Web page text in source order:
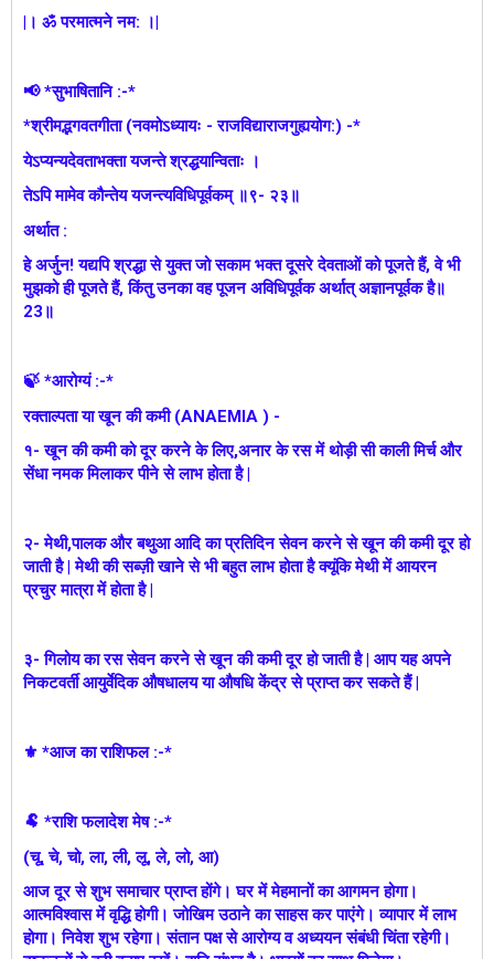
|। ॐ परमात्मने नम: ।|
📢 *सुभाषितानि :-*
*श्रीमद्भगवतगीता (नवमोऽध्यायः - राजविद्याराजगुह्ययोग:) -*
येऽप्यन्यदेवताभक्ता यजन्ते श्रद्धयान्विताः ।
तेऽपि मामेव कौन्तेय यजन्त्यविधिपूर्वकम् ॥९- २३॥
अर्थात :
हे अर्जुन! यद्यपि श्रद्धा से युक्त जो सकाम भक्त दूसरे देवताओं को पूजते हैं, वे भी
मुझको ही पूजते हैं, किंतु उनका वह पूजन अविधिपूर्वक अर्थात्‌ अज्ञानपूर्वक है॥
23॥
🍃 *आरोग्यं :-*
रक्ताल्पता या खून की कमी (ANAEMIA ) -
१- खून की कमी को दूर करने के लिए,अनार के रस में थोड़ी सी काली मिर्च और
सेंधा नमक मिलाकर पीने से लाभ होता है |
२- मेथी,पालक और बथुआ आदि का प्रतिदिन सेवन करने से खून की कमी दूर हो
जाती है | मेथी की सब्ज़ी खाने से भी बहुत लाभ होता है क्यूंकि मेथी में आयरन
प्रचुर मात्रा में होता है |
३- गिलोय का रस सेवन करने से खून की कमी दूर हो जाती है | आप यह अपने
निकटवर्ती आयुर्वेदिक औषधालय या औषधि केंद्र से प्राप्त कर सकते हैं |
⚜ *आज का राशिफल :-*
🐏 *राशि फलादेश मेष :-*
(चू, चे, चो, ला, ली, लू, ले, लो, आ)
आज दूर से शुभ समाचार प्राप्त होंगे। घर में मेहमानों का आगमन होगा।
आत्मविश्वास में वृद्धि होगी। जोखिम उठाने का साहस कर पाएंगे। व्यापार में लाभ
होगा। निवेश शुभ रहेगा। संतान पक्ष से आरोग्य व अध्ययन संबंधी चिंता रहेगी।